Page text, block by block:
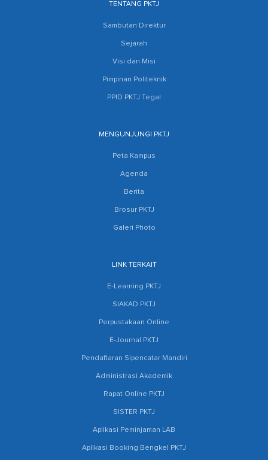
TENTANG PKTJ
Sambutan Direktur
Sejarah
Visi dan Misi
Pimpinan Politeknik
PPID PKTJ Tegal
MENGUNJUNGI PKTJ
Peta Kampus
Agenda
Berita
Brosur PKTJ
Galeri Photo
LINK TERKAIT
E-Learning PKTJ
SIAKAD PKTJ
Perpustakaan Online
E-Journal PKTJ
Pendaftaran Sipencatar Mandiri
Administrasi Akademik
Rapat Online PKTJ
SISTER PKTJ
Aplikasi Peminjaman LAB
Aplikasi Booking Bengkel PKTJ